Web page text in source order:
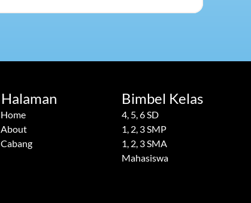
Halaman
Home
About
Cabang
Bimbel Kelas
4, 5, 6 SD
1, 2, 3 SMP
1, 2, 3 SMA
Mahasiswa